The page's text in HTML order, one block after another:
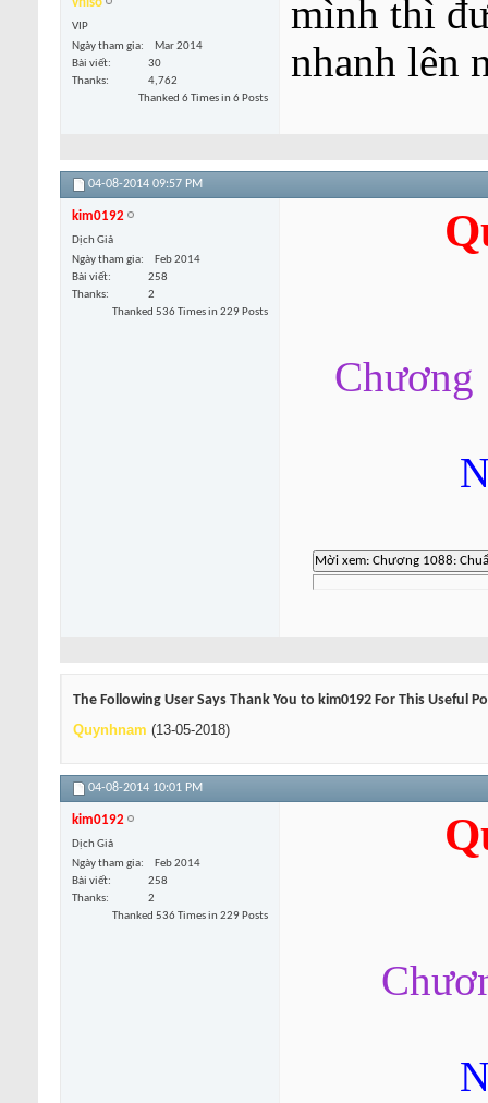
VIP
Ngày tham gia
Mar 2014
Bài viết
30
Thanks
4,762
Thanked 6 Times in 6 Posts
mình thì
nhanh lên
04-08-2014 09:57 PM
kim0192
Dịch Giả
Ngày tham gia
Feb 2014
Bài viết
258
Thanks
2
Thanked 536 Times in 229 Posts
Chương
The Following User Says Thank You to kim0192 For This Useful
Quynhnam (13-05-2018)
04-08-2014 10:01 PM
kim0192
Dịch Giả
Ngày tham gia
Feb 2014
Bài viết
258
Thanks
2
Thanked 536 Times in 229 Posts